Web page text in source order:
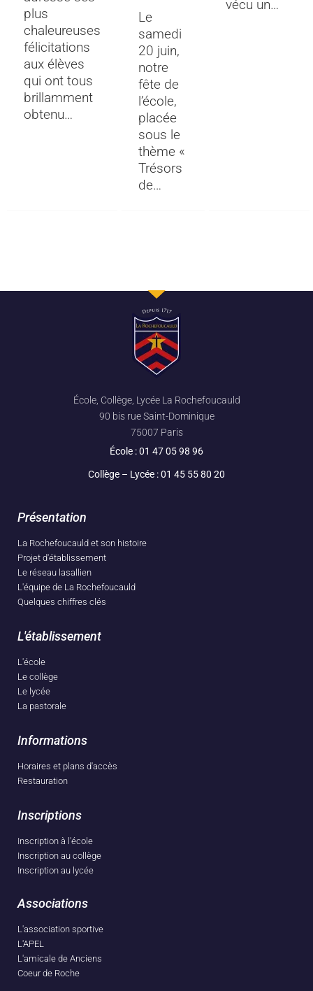
plus
chaleureuses
félicitations
aux élèves
qui ont tous
brillamment
obtenu…
Le
samedi
20 juin,
notre
fête de
l’école,
placée
sous le
thème «
Trésors
de…
vécu un…
École, Collège, Lycée La Rochefoucauld
90 bis rue Saint-Dominique
75007 Paris
École :01 47 05 98 96
Collège – Lycée :01 45 55 80 20
Présentation
La Rochefoucauld et son histoire
Projet d'établissement
Le réseau lasallien
L'équipe de La Rochefoucauld
Quelques chiffres clés
L'établissement
L'école
Le collège
Le lycée
La pastorale
Informations
Horaires et plans d'accès
Restauration
Inscriptions
Inscription à l'école
Inscription au collège
Inscription au lycée
Associations
L'association sportive
L'APEL
L'amicale de Anciens
Coeur de Roche